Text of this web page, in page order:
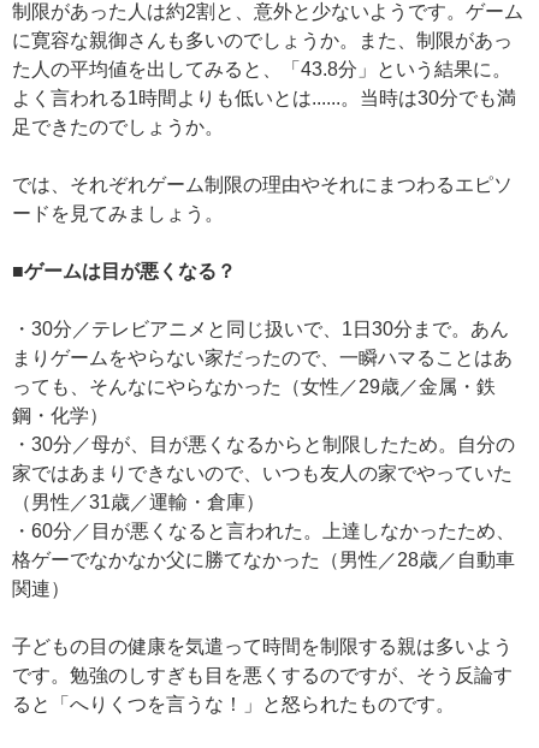
制限があった人は約2割と、意外と少ないようです。ゲーム
に寛容な親御さんも多いのでしょうか。また、制限があっ
た人の平均値を出してみると、「43.8分」という結果に。
よく言われる1時間よりも低いとは......。当時は30分でも満
足できたのでしょうか。
では、それぞれゲーム制限の理由やそれにまつわるエピソ
ードを見てみましょう。
■ゲームは目が悪くなる？
・30分／テレビアニメと同じ扱いで、1日30分まで。あん
まりゲームをやらない家だったので、一瞬ハマることはあ
っても、そんなにやらなかった（女性／29歳／金属・鉄
鋼・化学）
・30分／母が、目が悪くなるからと制限したため。自分の
家ではあまりできないので、いつも友人の家でやっていた
（男性／31歳／運輸・倉庫）
・60分／目が悪くなると言われた。上達しなかったため、
格ゲーでなかなか父に勝てなかった（男性／28歳／自動車
関連）
子どもの目の健康を気遣って時間を制限する親は多いよう
です。勉強のしすぎも目を悪くするのですが、そう反論す
ると「へりくつを言うな！」と怒られたものです。